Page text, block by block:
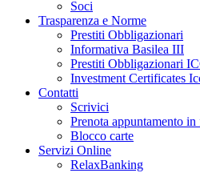
Soci
Trasparenza e Norme
Prestiti Obbligazionari
Informativa Basilea III
Prestiti Obbligazionari
Investment Certificates
Contatti
Scrivici
Prenota appuntamento
Blocco carte
Servizi Online
RelaxBanking